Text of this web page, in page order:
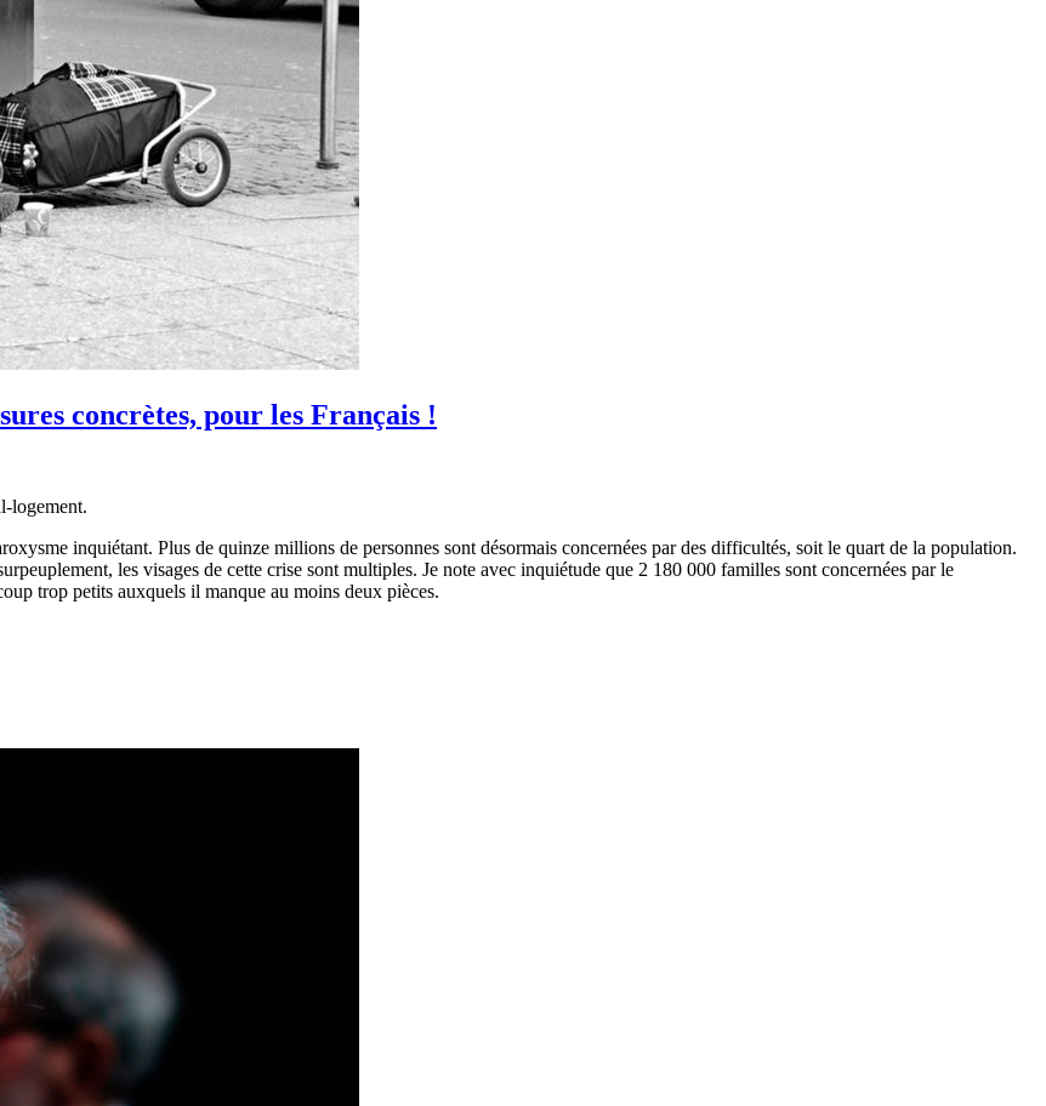
concrètes, pour les Français !
logement.
inquiétant. Plus de quinze millions de personnes sont désormais concernées par des difficultés, soit le quart de la population.
les visages de cette crise sont multiples. Je note avec inquiétude que 2 180 000 familles sont concernées par le
trop petits auxquels il manque au moins deux pièces.